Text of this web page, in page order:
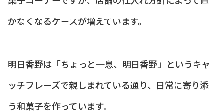
かなくなるケースが増えています。
明日香野は「ちょっと一息、明日香野」というキャ
ッチフレーズで親しまれている通り、日常に寄り添
う和菓子を作っています。